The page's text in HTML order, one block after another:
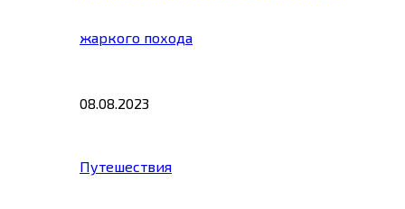
жаркого похода
08.08.2023
Путешествия